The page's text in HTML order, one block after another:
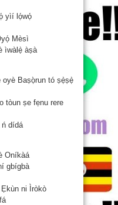
yìí lọ́wọ́
Mèsì
ìwàlẹ̀ àṣà
oyè Baṣọ̀run tó ṣẹ̀ṣẹ̀
tòun ṣe fẹnu rere
ń dídá
Oníkàá
gbígbà
ni Ìròkò